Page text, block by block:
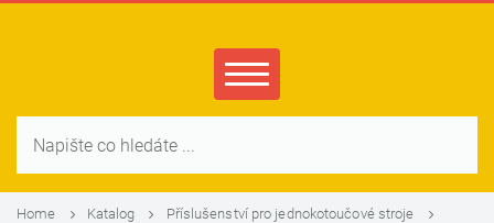
Home Katalog
Příslušenství pro jednokotoučové stroje